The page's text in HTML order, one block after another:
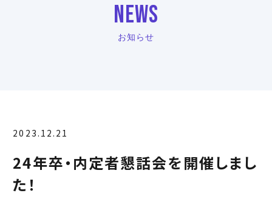
NEWS
お知らせ
2023.12.21
24年卒・内定者懇話会を開催しまし
た！